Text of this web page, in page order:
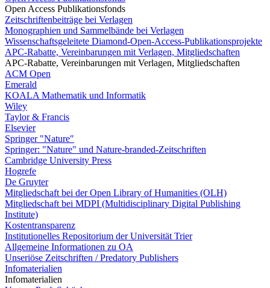
Open Access Publikationsfonds
Zeitschriftenbeiträge bei Verlagen
Monographien und Sammelbände bei Verlagen
Wissenschaftsgeleitete Diamond-Open-Access-Publikationsprojekte
APC-Rabatte, Vereinbarungen mit Verlagen, Mitgliedschaften
APC-Rabatte, Vereinbarungen mit Verlagen, Mitgliedschaften
ACM Open
Emerald
KOALA Mathematik und Informatik
Wiley
Taylor & Francis
Elsevier
Springer "Nature"
Springer: "Nature" und Nature-branded-Zeitschriften
Cambridge University Press
Hogrefe
De Gruyter
Mitgliedschaft bei der Open Library of Humanities (OLH)
Mitgliedschaft bei MDPI (Multidisciplinary Digital Publishing
Institute)
Kostentransparenz
Institutionelles Repositorium der Universität Trier
Allgemeine Informationen zu OA
Unseriöse Zeitschriften / Predatory Publishers
Infomaterialien
Infomaterialien